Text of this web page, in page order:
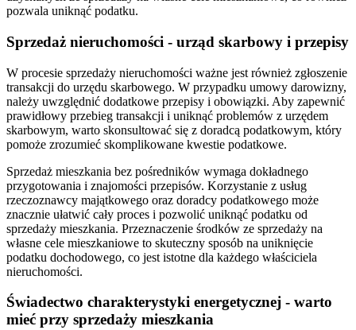
pozwala uniknąć podatku.
Sprzedaż nieruchomości - urząd skarbowy i przepisy
W procesie sprzedaży nieruchomości ważne jest również zgłoszenie
transakcji do urzędu skarbowego. W przypadku umowy darowizny,
należy uwzględnić dodatkowe przepisy i obowiązki. Aby zapewnić
prawidłowy przebieg transakcji i uniknąć problemów z urzędem
skarbowym, warto skonsultować się z doradcą podatkowym, który
pomoże zrozumieć skomplikowane kwestie podatkowe.
Sprzedaż mieszkania bez pośredników wymaga dokładnego
przygotowania i znajomości przepisów. Korzystanie z usług
rzeczoznawcy majątkowego oraz doradcy podatkowego może
znacznie ułatwić cały proces i pozwolić uniknąć podatku od
sprzedaży mieszkania. Przeznaczenie środków ze sprzedaży na
własne cele mieszkaniowe to skuteczny sposób na uniknięcie
podatku dochodowego, co jest istotne dla każdego właściciela
nieruchomości.
Świadectwo charakterystyki energetycznej - warto
mieć przy sprzedaży mieszkania